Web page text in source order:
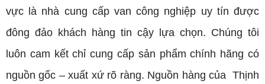
vực là nhà cung cấp van công nghiệp uy tín được
đông đảo khách hàng tin cậy lựa chọn. Chúng tôi
luôn cam kết chỉ cung cấp sản phẩm chính hãng có
nguồn gốc – xuất xứ rõ ràng. Nguồn hàng của Thịnh